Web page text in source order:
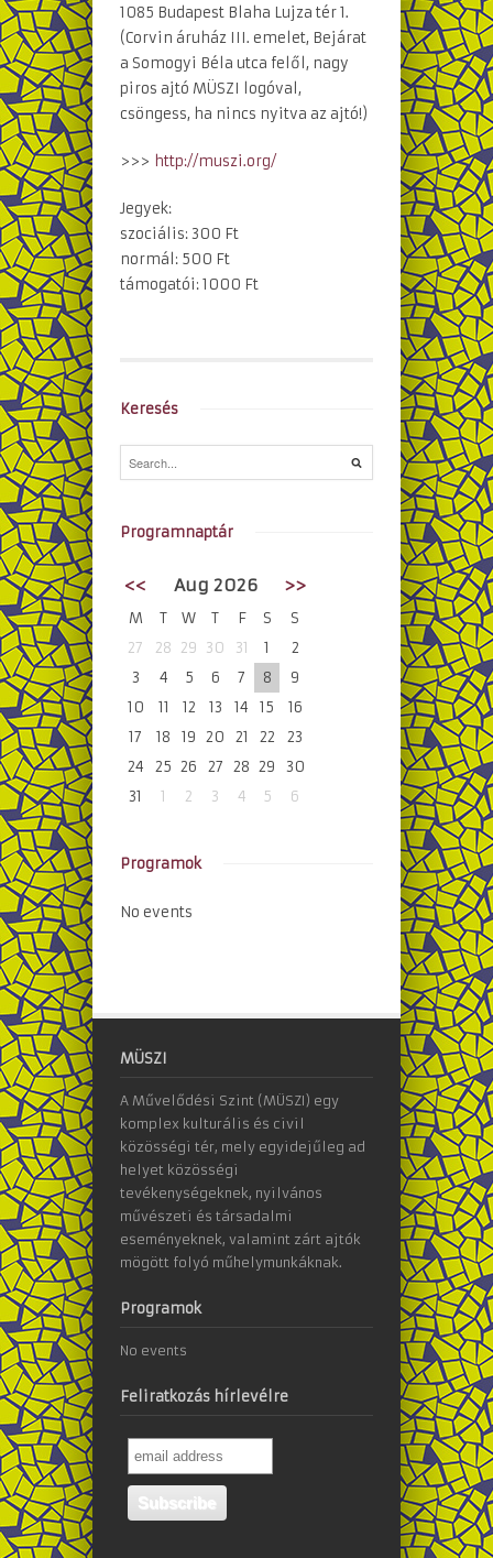
1085 Budapest Blaha Lujza tér 1.
(Corvin áruház III. emelet, Bejárat
a Somogyi Béla utca felől, nagy
piros ajtó MÜSZI logóval,
csöngess, ha nincs nyitva az ajtó!)
>>> http://muszi.org/
Jegyek:
szociális: 300 Ft
normál: 500 Ft
támogatói: 1000 Ft
Keresés
Programnaptár
<< Aug 2026 >>
M T W T F S
S
27
28 29 30 31 1
2
3
4 5 6 7 8
9
10
11 12 13 14 15
16
17
18 19 20 21 22
23
24
25 26 27 28 29
30
31
1 2 3 4 5 6
Programok
No events
MÜSZI
A Művelődési Szint (MÜSZI) egy
komplex kulturális és civil
közösségi tér, mely egyidejűleg ad
helyet közösségi
tevékenységeknek, nyilvános
művészeti és társadalmi
eseményeknek, valamint zárt ajtók
mögött folyó műhelymunkáknak.
Programok
No events
Feliratkozás hírlevélre